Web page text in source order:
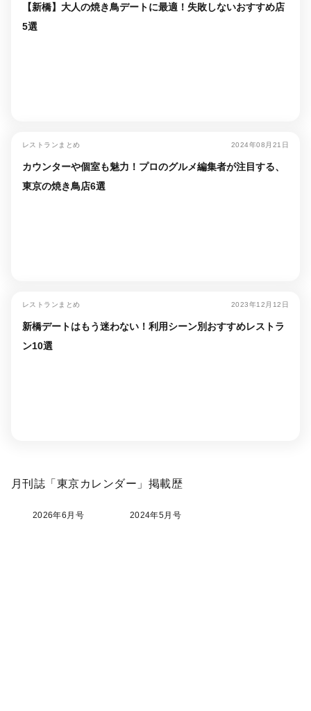
【新橋】大人の焼き鳥デートに最適！失敗しないおすすめ店
5選
レストランまとめ 2024年08月21日
カウンターや個室も魅力！プロのグルメ編集者が注目する、
東京の焼き鳥店6選
レストランまとめ 2023年12月12日
新橋デートはもう迷わない！利用シーン別おすすめレストラ
ン10選
月刊誌「東京カレンダー」掲載歴
2026年6月号 2024年5月号